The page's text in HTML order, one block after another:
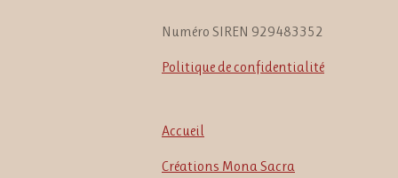
Numéro SIREN 929483352
Politique de confidentialité
Accueil
Créations Mona Sacra